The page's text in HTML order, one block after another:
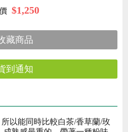
$1,250
藏商品
到通知
以能同時比較白茶/香草蘭/玫